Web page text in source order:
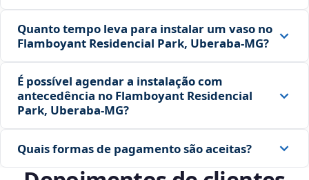
Quanto tempo leva para instalar um vaso no
Flamboyant Residencial Park, Uberaba‑MG?
É possível agendar a instalação com
antecedência no Flamboyant Residencial
Park, Uberaba‑MG?
Quais formas de pagamento são aceitas?